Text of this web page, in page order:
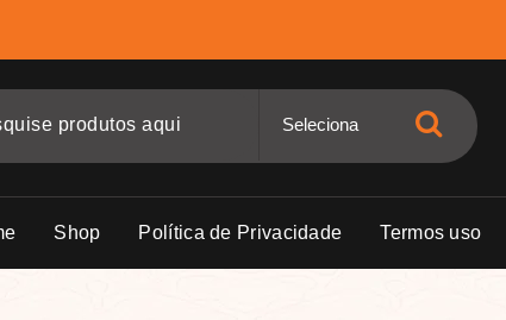
Shop Política de Privacidade Termos uso